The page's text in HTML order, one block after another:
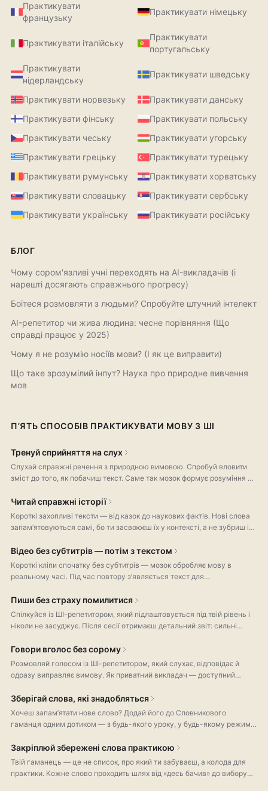
Практикувати
французьку
Практикувати німецьку
Практикувати італійську
Практикувати
португальську
Практикувати
нідерландську
Практикувати шведську
Практикувати норвезьку
Практикувати данську
Практикувати фінську
Практикувати польську
Практикувати чеську
Практикувати угорську
Практикувати грецьку
Практикувати турецьку
Практикувати румунську
Практикувати хорватську
Практикувати словацьку
Практикувати сербську
Практикувати українську
Практикувати російську
БЛОГ
Чому сором'язливі учні переходять на AI-викладачів (і
нарешті досягають справжнього прогресу)
Боїтеся розмовляти з людьми? Спробуйте штучний інтелект
AI-репетитор чи жива людина: чесне порівняння (Що
справді працює у 2025)
Чому я не розумію носіїв мови? (І як це виправити)
Що таке зрозумілий інпут? Наука про природне вивчення
мов
П’ЯТЬ СПОСОБІВ ПРАКТИКУВАТИ МОВУ З ШІ
Тренуй сприйняття на слух
Слухай справжні речення з природною вимовою. Спробуй вловити
зміст до того, як побачиш текст. Саме так мозок формує розуміння на
Читай справжні історії
Короткі захопливі тексти — від казок до наукових фактів. Нові слова
запам’ятовуються самі, бо ти засвоюєш їх у контексті, а не зубриш із
Відео без субтитрів — потім з текстом
Короткі кліпи спочатку без субтитрів — мозок обробляє мову в
реальному часі. Під час повтору з’являється текст для
темпу.
Пиши без страху помилитися
Спілкуйся із ШІ-репетитором, який підлаштовується під твій рівень і
ніколи не засуджує. Після сесії отримаєш детальний звіт: сильні
Говори вголос без сорому
Розмовляй голосом із ШІ-репетитором, який слухає, відповідає й
одразу виправляє вимову. Як приватний викладач — доступний
Зберігай слова, які знадобляться
Хочеш запам’ятати нове слово? Додай його до Словникового
гаманця одним дотиком — з будь-якого уроку, у будь-якому режимі.
вивчаєш, приклади в контексті та озвучення. Усе зберігається прямо
на твоєму пристрої.
Закріплюй збережені слова практикою
Твій гаманець — це не список, про який ти забуваєш, а колода для
практики. Кожне слово проходить шлях від «десь бачив» до вибору